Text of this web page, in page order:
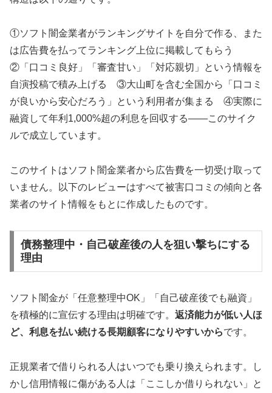
①ソフト闇金業者がランキングサイトを自分で作る、また
は広告費を払ってランキング上位に掲載してもらう
②「口コミ良好」「審査甘い」「対応親切」という情報を
自演投稿で積み上げる ③大山町を含む全国から「口コミ
が良いから安心だろう」という利用者が集まる ④実際に
融資して年利1,000%超の利息を回収する——このサイク
ルで成立しています。
このサイトはソフト闇金業者から広告費を一切受け取って
いません。以下のレビューはすべて被害口コミの傾向と各
業者のサイト情報をもとに作成したものです。
債務整理中・自己破産後の人を狙い撃ちにする
理由
ソフト闇金が「任意整理中OK」「自己破産後でも融資」
を積極的に宣伝する理由は明確です。 返済能力が低い人ほ
ど、利息を払い続ける長期顧客になりやすいからです。
正規業者で借りられる人はいつでも乗り換えられます。し
かし信用情報に傷がある人は「ここしか借りられない」と